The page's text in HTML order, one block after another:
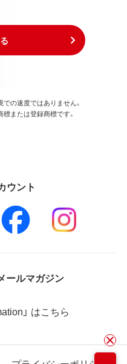
の速度ではありません。
または登録商標です。
ウント
ールマガジン
」 はこちら